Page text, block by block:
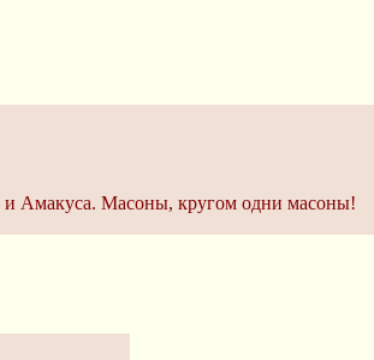
и Амакуса. Масоны, кругом одни масоны!